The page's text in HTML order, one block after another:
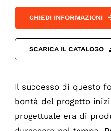
CHIEDI INFORMAZIONI
SCARICA IL CATALOGO
Il successo di questo
bontà del progetto
progettuale era di